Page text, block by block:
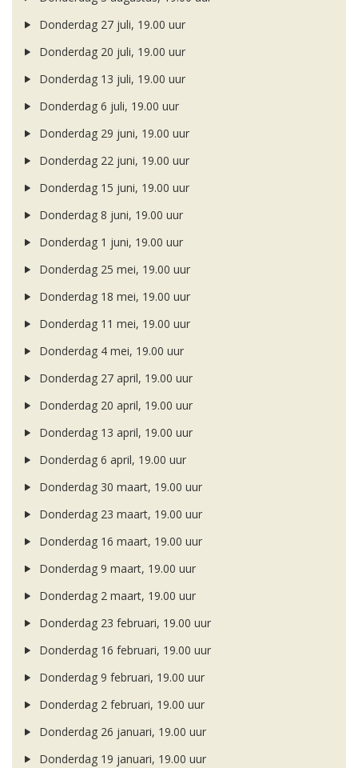
Donderdag 27 juli, 19.00 uur
Donderdag 20 juli, 19.00 uur
Donderdag 13 juli, 19.00 uur
Donderdag 6 juli, 19.00 uur
Donderdag 29 juni, 19.00 uur
Donderdag 22 juni, 19.00 uur
Donderdag 15 juni, 19.00 uur
Donderdag 8 juni, 19.00 uur
Donderdag 1 juni, 19.00 uur
Donderdag 25 mei, 19.00 uur
Donderdag 18 mei, 19.00 uur
Donderdag 11 mei, 19.00 uur
Donderdag 4 mei, 19.00 uur
Donderdag 27 april, 19.00 uur
Donderdag 20 april, 19.00 uur
Donderdag 13 april, 19.00 uur
Donderdag 6 april, 19.00 uur
Donderdag 30 maart, 19.00 uur
Donderdag 23 maart, 19.00 uur
Donderdag 16 maart, 19.00 uur
Donderdag 9 maart, 19.00 uur
Donderdag 2 maart, 19.00 uur
Donderdag 23 februari, 19.00 uur
Donderdag 16 februari, 19.00 uur
Donderdag 9 februari, 19.00 uur
Donderdag 2 februari, 19.00 uur
Donderdag 26 januari, 19.00 uur
Donderdag 19 januari, 19.00 uur